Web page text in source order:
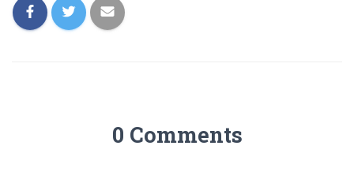
0 Comments